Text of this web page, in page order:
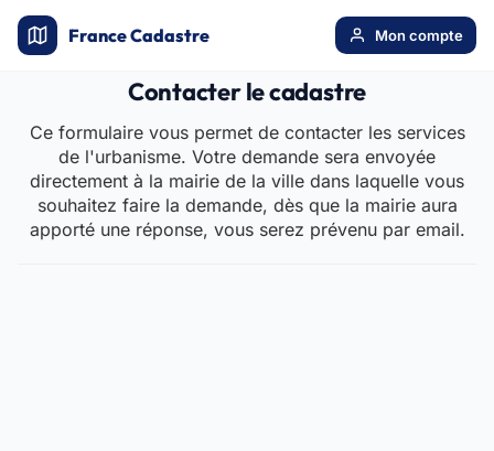
France Cadastre Mon compte
Contacter le cadastre
Ce formulaire vous permet de contacter les services
de l'urbanisme. Votre demande sera envoyée
directement à la mairie de la ville dans laquelle vous
souhaitez faire la demande, dès que la mairie aura
apporté une réponse, vous serez prévenu par email.